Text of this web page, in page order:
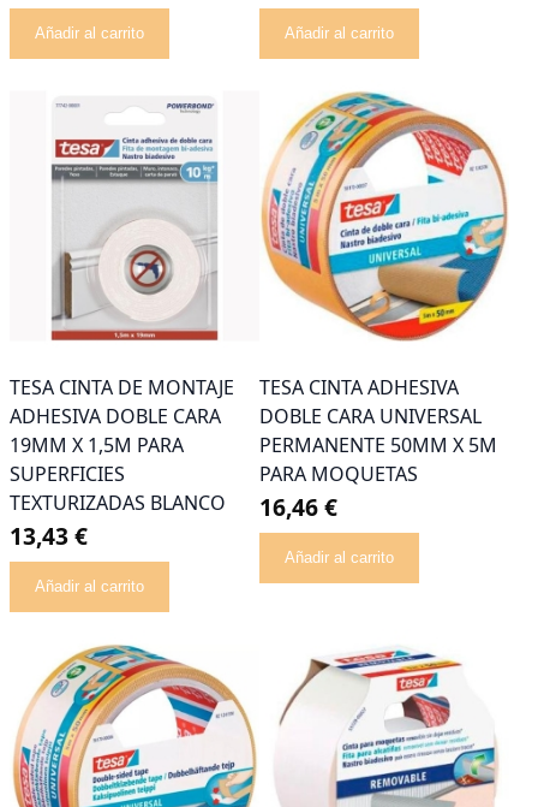
Añadir al carrito Añadir al carrito
TESA CINTA DE MONTAJE
ADHESIVA DOBLE CARA
19MM X 1,5M PARA
SUPERFICIES
TEXTURIZADAS BLANCO
13,43 €
Añadir al carrito
TESA CINTA ADHESIVA
DOBLE CARA UNIVERSAL
PERMANENTE 50MM X 5M
PARA MOQUETAS
16,46 €
Añadir al carrito